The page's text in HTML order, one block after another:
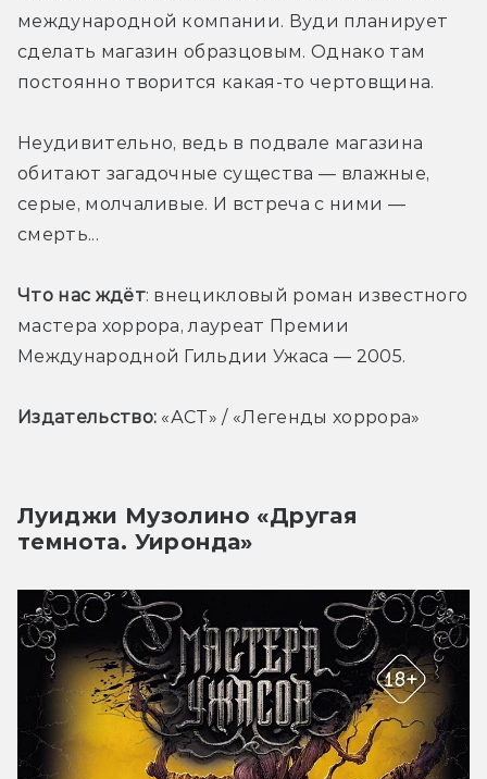
международной компании. Вуди планирует
сделать магазин образцовым. Однако там
постоянно творится какая-то чертовщина.
Неудивительно, ведь в подвале магазина
обитают загадочные существа — влажные,
серые, молчаливые. И встреча с ними —
смерть...
Что нас ждёт: внецикловый роман известного
мастера хоррора, лауреат Премии
Международной Гильдии Ужаса — 2005.
Издательство: «АСТ» / «Легенды хоррора»
Луиджи Музолино «Другая
темнота. Уиронда»